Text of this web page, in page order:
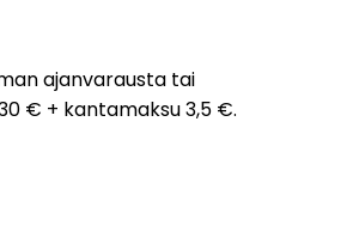
ajanvarausta tai
€ + kantamaksu 3,5 €.